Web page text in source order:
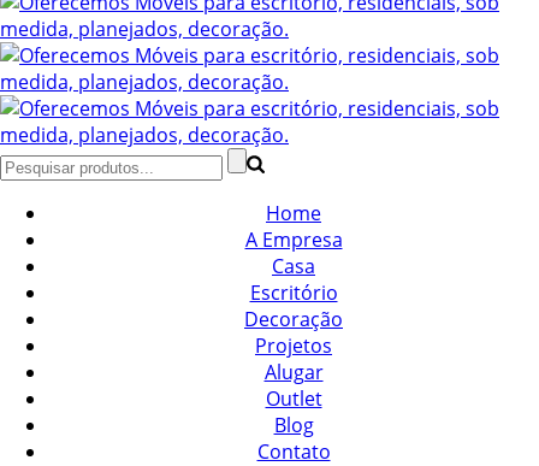
Home
A Empresa
Casa
Escritório
Decoração
Projetos
Alugar
Outlet
Blog
Contato